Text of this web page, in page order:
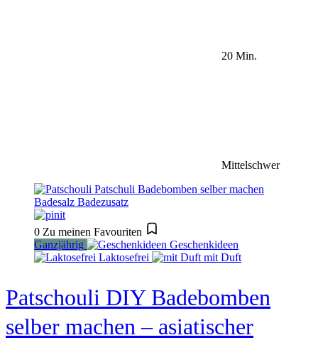
20 Min.
Mittelschwer
0 Zu meinen Favouriten
Ganzjährig
Geschenkideen
Laktosefrei
mit Duft
Patschouli DIY Badebomben
selber machen – asiatischer